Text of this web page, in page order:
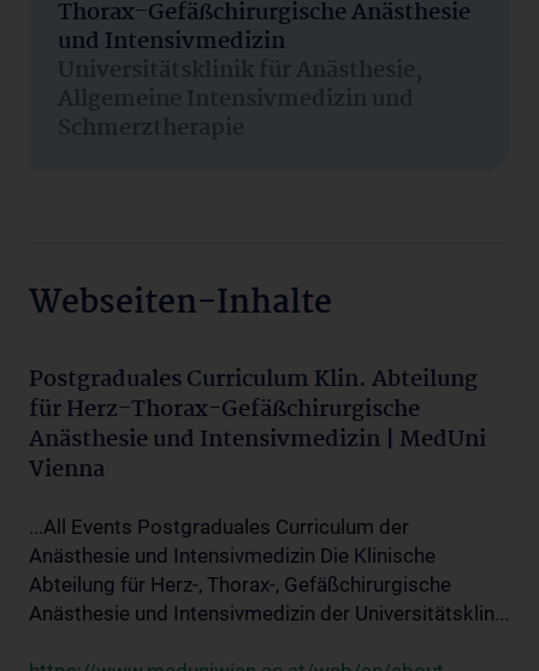
Thorax-Gefäßchirurgische Anästhesie
und Intensivmedizin
Universitätsklinik für Anästhesie,
Allgemeine Intensivmedizin und
Schmerztherapie
Webseiten-Inhalte
Postgraduales Curriculum Klin. Abteilung
für Herz-Thorax-Gefäßchirurgische
Anästhesie und Intensivmedizin | MedUni
Vienna
...All Events Postgraduales Curriculum der
Anästhesie und Intensivmedizin Die Klinische
Abteilung für Herz-, Thorax-, Gefäßchirurgische
Anästhesie und Intensivmedizin der Universitätsklin...